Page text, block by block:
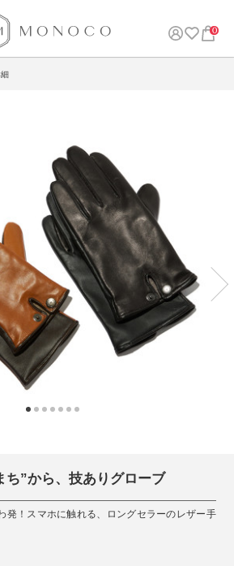
0
ち”から、技ありグローブ
発！スマホに触れる、ロングセラーのレザー手